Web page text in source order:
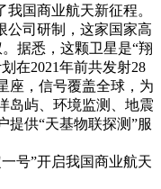
国商业航天新征程。
公司研制，这家国家高
据悉，这颗卫星是“翔
在2021年前共发射28
座，信号覆盖全球，为
岛屿、环境监测、地震
提供“天基物联探测”服
号”开启我国商业航天